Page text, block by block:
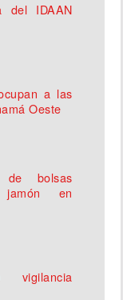
del IDAAN
a las
Oeste
bolsas
jamón en
vigilancia